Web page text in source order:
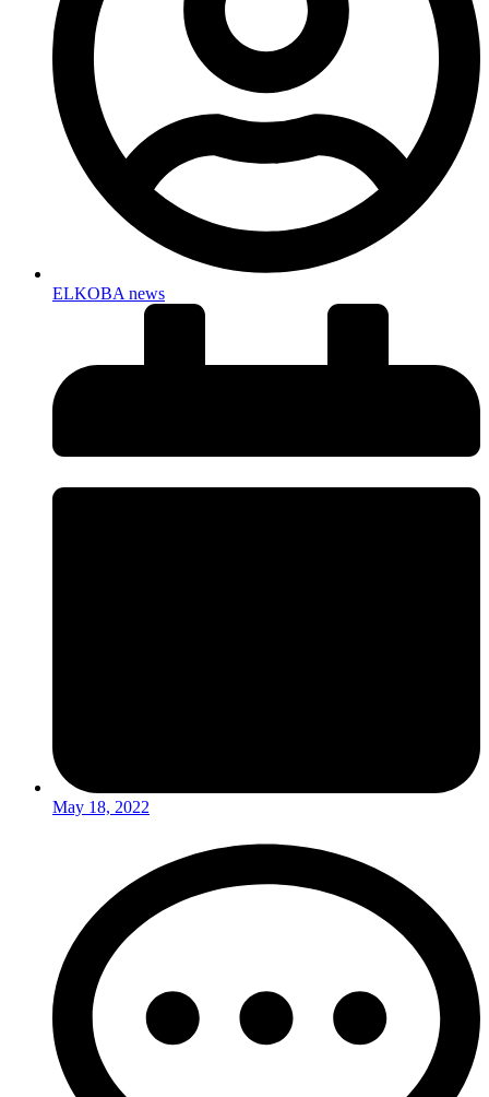
ELKOBA news
May 18, 2022